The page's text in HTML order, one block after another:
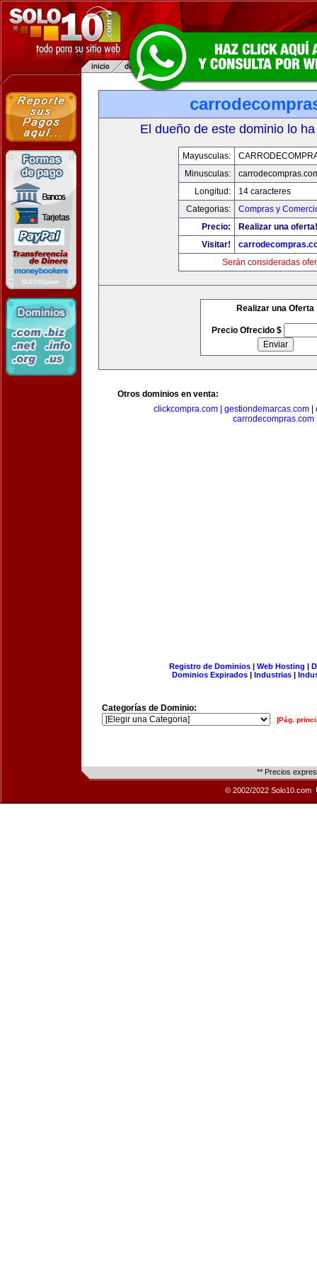
El dueño de este dominio lo
Mayusculas:
Minusculas:
Longitud:
14 caracteres
Categorias:
Compras y
Precio:
Realizar una oferta!
Visitar!
Serán consideradas
Realizar una Oferta
Precio Ofrecido $
Otros dominios en venta:
clickcompra.com
gestiondemarcas.com
carrodecompras.com
Registro de Dominios| Web Hosting |
Dominios Expirados | Industrias |
Categorías de Dominio:
[Pág.
** Precios
© 2002/2022 Solo10.com